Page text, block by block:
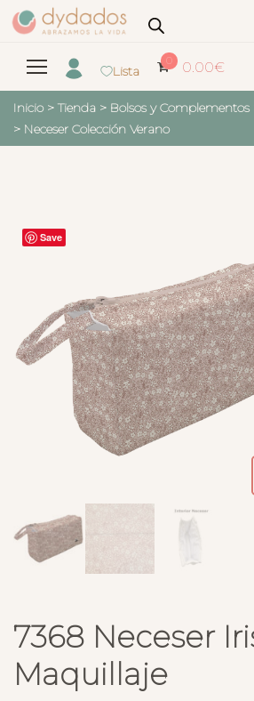
Lista
0 0.00€
Inicio > Tienda > Bolsos y Complementos
> Neceser Colección Verano
Save
7368 Neceser
Maquillaje